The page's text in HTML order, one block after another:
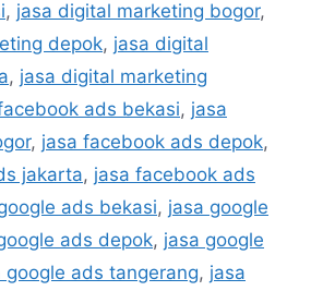
, jasa digital marketing bogor,
depok, jasa digital
, jasa digital marketing
ads bekasi, jasa
, jasa facebook ads depok,
jakarta, jasa facebook ads
ads bekasi, jasa google
ads depok, jasa google
google ads tangerang, jasa